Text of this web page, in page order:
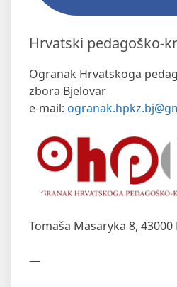
Hrvatski pedagoško-
Ogranak Hrvatskoga
zbora Bjelovar
e-mail:
Tomaša Masaryka 8, 43000
—